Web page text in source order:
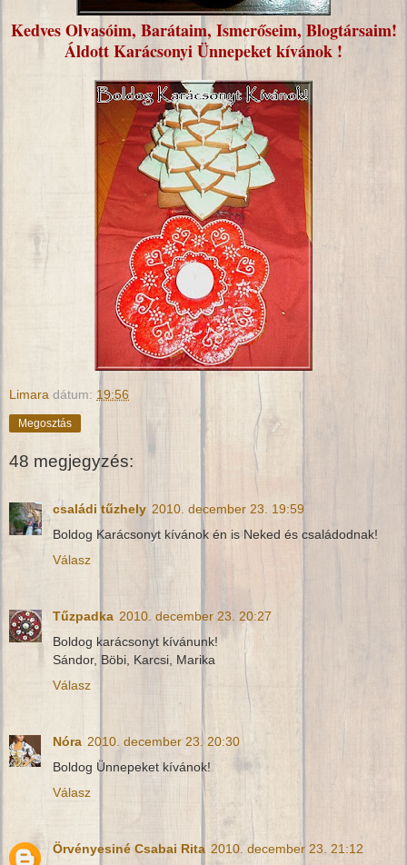
Kedves Olvasóim, Barátaim, Ismerőseim, Blogtársaim!
Áldott Karácsonyi Ünnepeket kívánok !
Limara dátum: 19:56
Megosztás
48 megjegyzés:
családi tűzhely 2010. december 23. 19:59
Boldog Karácsonyt kívánok én is Neked és családodnak!
Válasz
Tűzpadka 2010. december 23. 20:27
Boldog karácsonyt kívánunk!
Sándor, Böbi, Karcsi, Marika
Válasz
Nóra 2010. december 23. 20:30
Boldog Ünnepeket kívánok!
Válasz
Örvényesiné Csabai Rita 2010. december 23. 21:12